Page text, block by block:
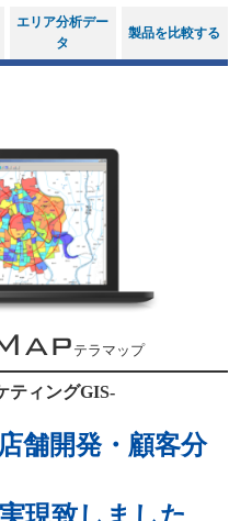
エリア分析デー
タ
製品を比較する
テラマップ
ティングGIS-
舗開発・顧客分